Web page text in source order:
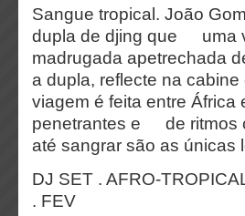
Sangue tropical. João
dupla de djing que uma
madrugada
a dupla, reflecte na
viagem é feita entre África
penetrantes e de ritmos
até sangrar são as
DJ SET . AFRO-
. FEV